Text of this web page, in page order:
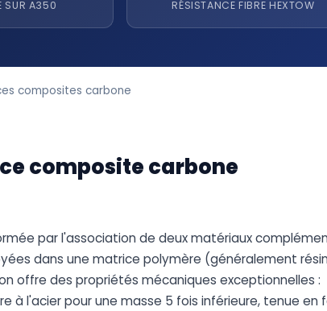
SUR A350 RÉSISTANCE FIBRE HEXTOW
composites carbone
composite carbone
par l'association de deux matériaux
dans une matrice polymère (généralement
offre des propriétés mécaniques exceptionnelles :
à l'acier pour une masse 5 fois inférieure, tenue en